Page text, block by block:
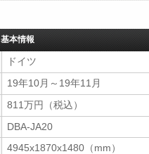
基本情報
ドイツ
19年10月～19年11月
811万円（税込）
DBA-JA20
4945x1870x1480（mm）